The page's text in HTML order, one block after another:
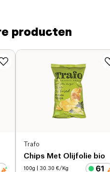
producten
Trafo
Chips Met Olijfolie bio
100g | 30.30 €/Kg